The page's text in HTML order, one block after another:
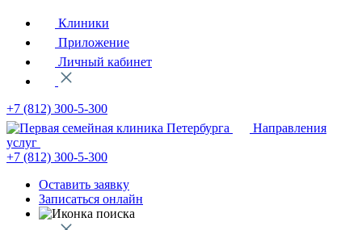
Клиники
Приложение
Личный кабинет
+7 (812) 300-5-300
Направления
услуг
+7 (812) 300-5-300
Оставить заявку
Записаться онлайн